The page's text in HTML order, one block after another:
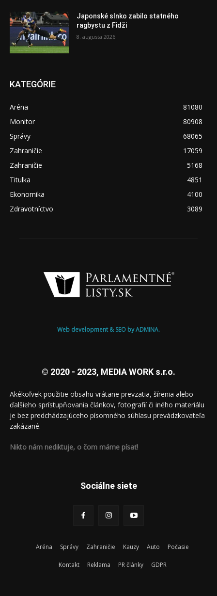
Japonské slnko zabilo statného
ragbystu z Fidži
8. augusta 2026
KATEGÓRIE
Aréna
81080
Monitor
80908
Správy
68065
Zahraničie
17059
Zahraničie
5168
Titulka
4851
Ekonomika
4100
Zdravotníctvo
3089
Web development & SEO by ADMINA.
© 2020 - 2023, MEDIA WORK s.r.o.
Akékoľvek použitie obsahu vrátane prevzatia, šírenia alebo
ďalšieho sprístupňovania článkov, fotografií či iného materiálu
je bez predchádzajúceho písomného súhlasu prevádzkovateľa
zakázané.
Nikto nám nediktuje, o čom máme písať!
Sociálne siete
Aréna Správy Zahraničie Kauzy Auto Počasie
Kontakt Reklama PR články GDPR